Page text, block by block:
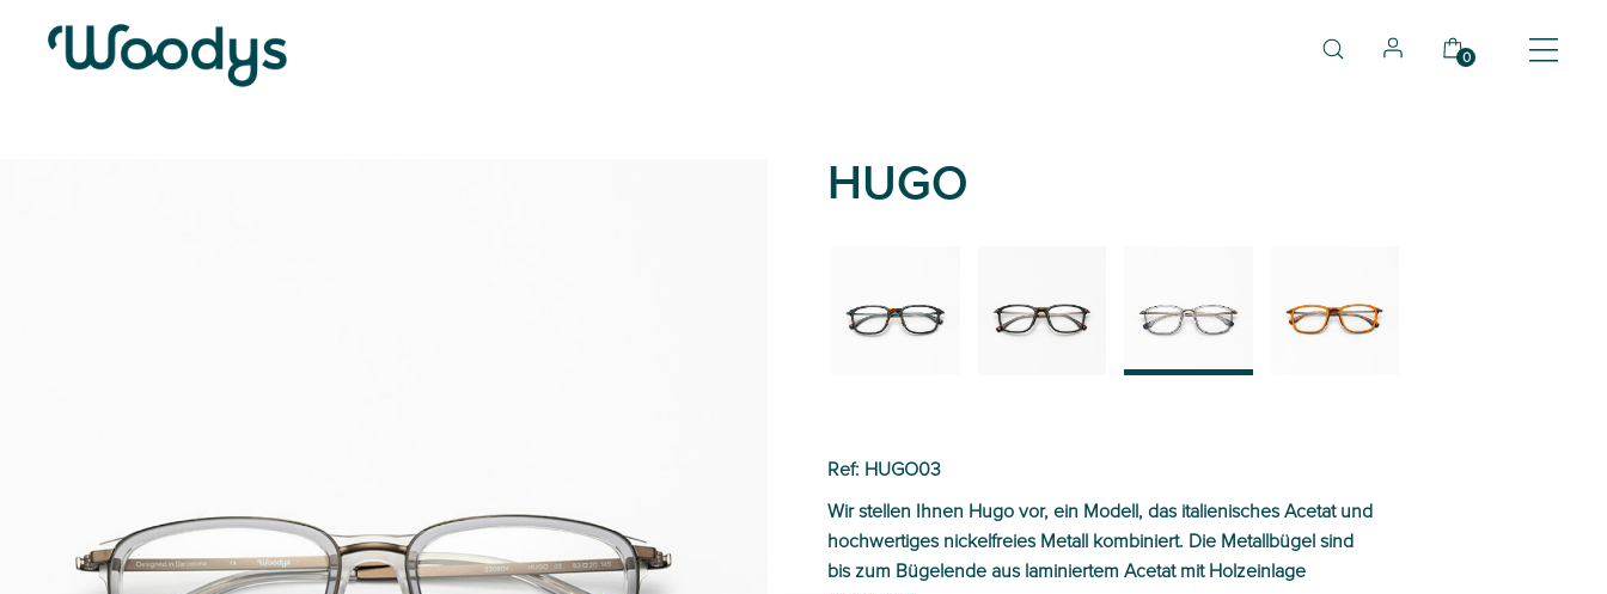
0
HUGO
Ref: HUGO03
Wir stellen Ihnen Hugo vor, ein Modell, das italienisches Acetat und
hochwertiges nickelfreies Metall kombiniert. Die Metallbügel sind
bis zum Bügelende aus laminiertem Acetat mit Holzeinlage